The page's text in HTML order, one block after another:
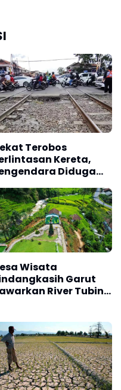
Terobos
Kereta,
Diduga
Wisata
Garut
River Tubing